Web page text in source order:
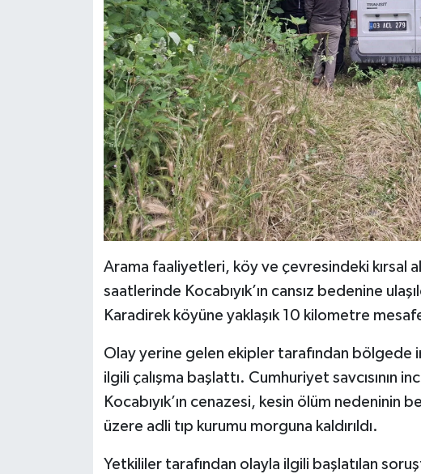
Arama faaliyetleri, köy ve çevresindeki kırsal
saatlerinde Kocabıyık’ın cansız bedenine
Karadirek köyüne yaklaşık 10 kilometre
Olay yerine gelen ekipler tarafından bölgede
ilgili çalışma başlattı. Cumhuriyet savcısının
Kocabıyık’ın cenazesi, kesin ölüm nedeninin
üzere adli tıp kurumu morguna kaldırıldı.
Yetkililer tarafından olayla ilgili başlatılan